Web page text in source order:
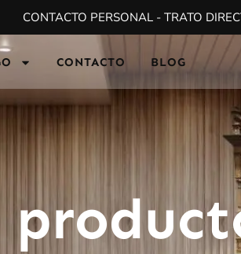
CONTACTO PERSONAL - TRATO
CONTACTO BLOG